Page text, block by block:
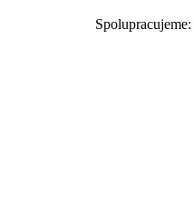
Spolupracujeme: